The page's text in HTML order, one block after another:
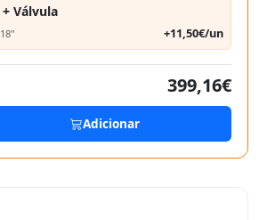
Válvula
+11,50€/un
399,16€
Adicionar